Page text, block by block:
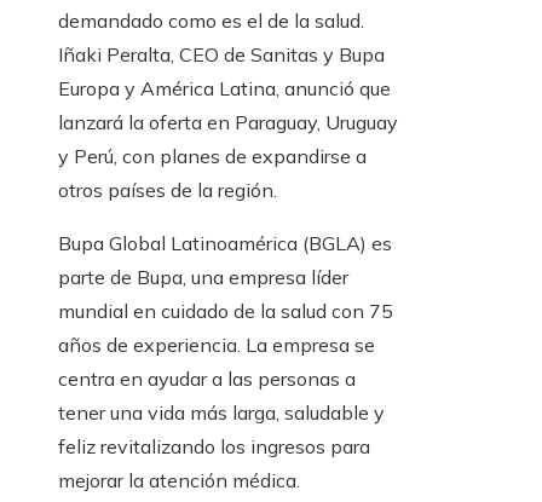
demandado como es el de la salud.
Iñaki Peralta, CEO de Sanitas y Bupa
Europa y América Latina, anunció que
lanzará la oferta en Paraguay, Uruguay
y Perú, con planes de expandirse a
otros países de la región.
Bupa Global Latinoamérica (BGLA) es
parte de Bupa, una empresa líder
mundial en cuidado de la salud con 75
años de experiencia. La empresa se
centra en ayudar a las personas a
tener una vida más larga, saludable y
feliz revitalizando los ingresos para
mejorar la atención médica.